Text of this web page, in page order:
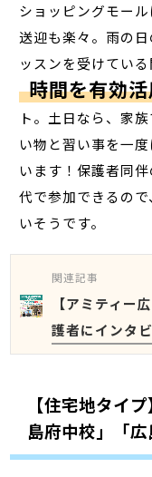
ショッピングモー
送迎も楽々。雨の
ッスンを受けてい
時間を有効
ト。土日なら、家
い物と習い事を一
います！保護者同
代で参加できるの
いそうです。
関連記事
【アミティー
護者にインタ
【住宅地タイ
島府中校」「広